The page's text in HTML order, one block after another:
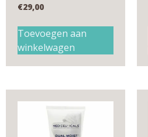
€29,00
Toevoegen aan
winkelwagen